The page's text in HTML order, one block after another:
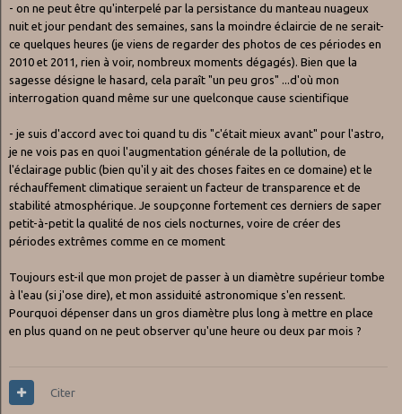
- on ne peut être qu'interpelé par la persistance du manteau nuageux
nuit et jour pendant des semaines, sans la moindre éclaircie de ne serait-
ce quelques heures (je viens de regarder des photos de ces périodes en
2010 et 2011, rien à voir, nombreux moments dégagés). Bien que la
sagesse désigne le hasard, cela paraît "un peu gros" ...d'où mon
interrogation quand même sur une quelconque cause scientifique
- je suis d'accord avec toi quand tu dis "c'était mieux avant" pour l'astro,
je ne vois pas en quoi l'augmentation générale de la pollution, de
l'éclairage public (bien qu'il y ait des choses faites en ce domaine) et le
réchauffement climatique seraient un facteur de transparence et de
stabilité atmosphérique. Je soupçonne fortement ces derniers de saper
petit-à-petit la qualité de nos ciels nocturnes, voire de créer des
périodes extrêmes comme en ce moment
Toujours est-il que mon projet de passer à un diamètre supérieur tombe
à l'eau (si j'ose dire), et mon assiduité astronomique s'en ressent.
Pourquoi dépenser dans un gros diamètre plus long à mettre en place
en plus quand on ne peut observer qu'une heure ou deux par mois ?
Citer